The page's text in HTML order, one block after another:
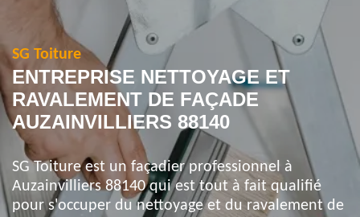
SG Toiture
ENTREPRISE NETTOYAGE ET
RAVALEMENT DE FAÇADE
AUZAINVILLIERS 88140
SG Toiture est un façadier professionnel à
Auzainvilliers 88140 qui est tout à fait qualifié
pour s'occuper du nettoyage et du ravalement de